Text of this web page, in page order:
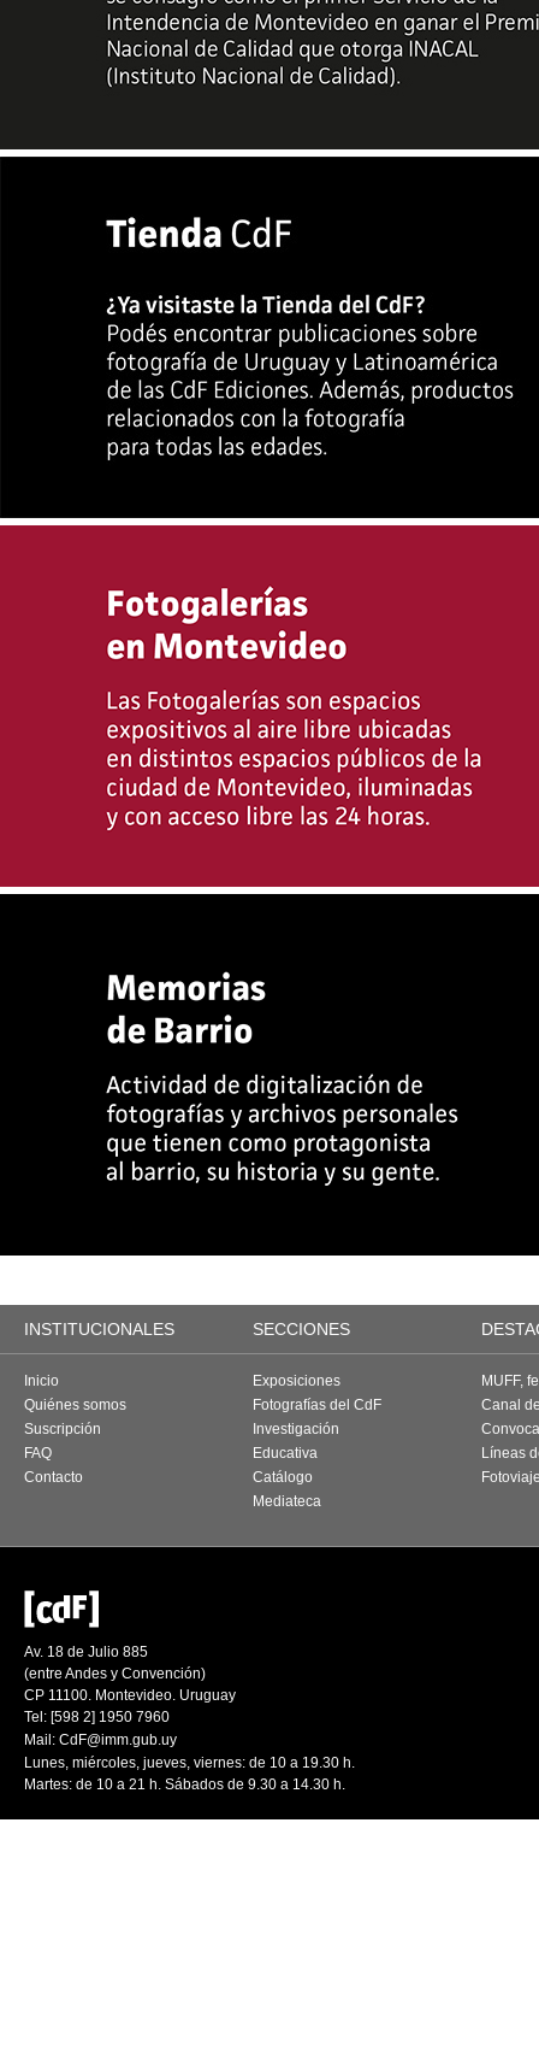
INSTITUCIONALES SECCIONES
Inicio
Quiénes somos
Suscripción
FAQ
Contacto
Exposiciones
Fotografías del CdF
Investigación
Educativa
Catálogo
Mediateca
MUFF,
Canal
Líneas
Av. 18 de Julio 885
(entre Andes y Convención)
CP 11100. Montevideo. Uruguay
Tel: [598 2] 1950 7960
Mail: CdF@imm.gub.uy
Lunes, miércoles, jueves, viernes: de 10 a 19.30 h.
Martes: de 10 a 21 h. Sábados de 9.30 a 14.30 h.